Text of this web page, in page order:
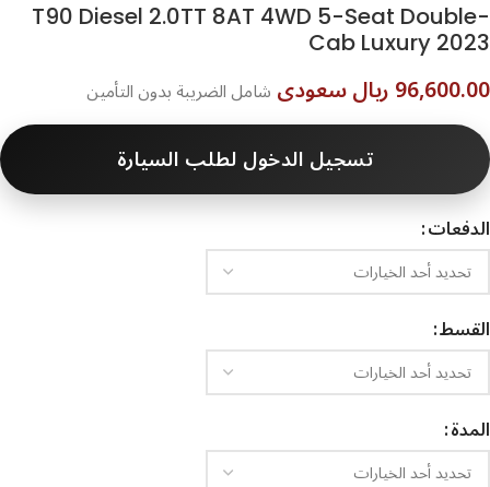
T90 Diesel 2.0TT 8AT 4WD 5-Seat Double-
Cab Luxury 2023
96,600.00 ريال سعودى شامل الضريبة بدون التأمين
تسجيل الدخول لطلب السيارة
الدفعات
القسط
المدة